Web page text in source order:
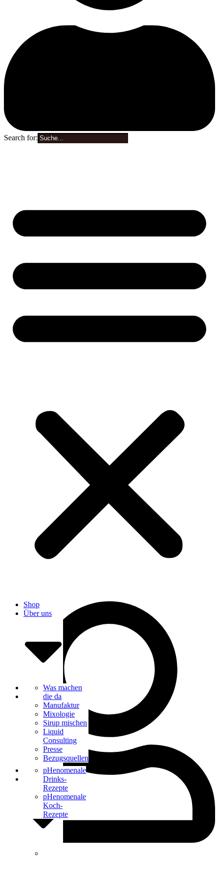
Search for:
Shop
Über uns
Was machen
die da
Manufaktur
Mixologie
Sirup mischen
Liquid
Consulting
Presse
Bezugsquellen
Bar Catering
pHenomenale
Drinks-
Rezepte
pHenomenale
Koch-
Rezepte
Kontakt